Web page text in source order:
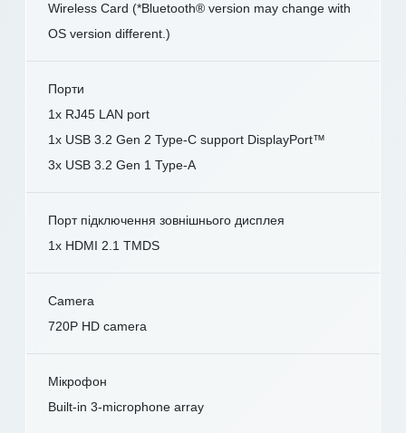
Wireless Card (*Bluetooth® version may change with
OS version different.)
Порти
1x RJ45 LAN port
1x USB 3.2 Gen 2 Type-C support DisplayPort™
3x USB 3.2 Gen 1 Type-A
Порт підключення зовнішнього дисплея
1x HDMI 2.1 TMDS
Camera
720P HD camera
Мікрофон
Built-in 3-microphone array